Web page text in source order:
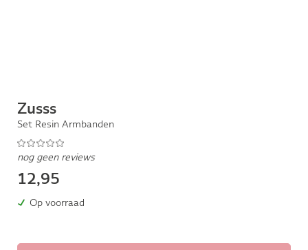
Zusss
Set Resin Armbanden
nog geen reviews
12,95
Op voorraad